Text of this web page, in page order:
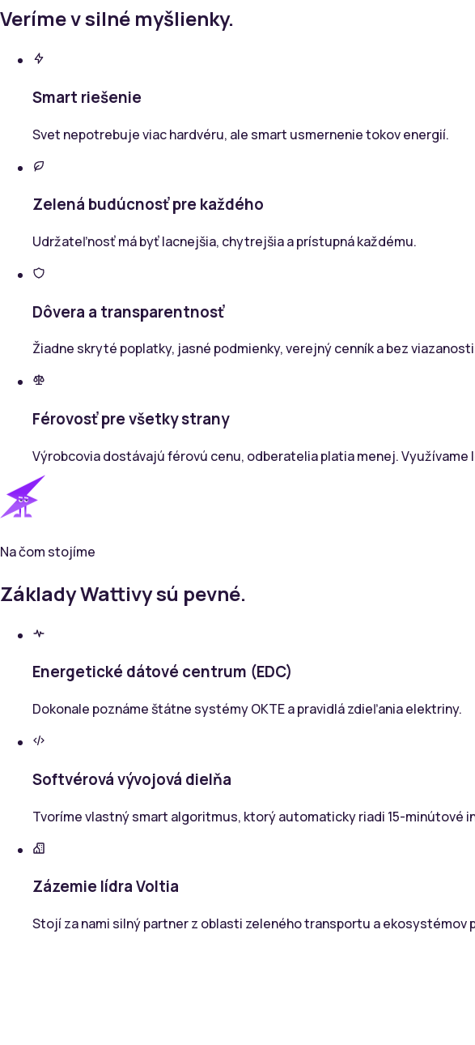
Veríme v silné myšlienky.
Smart riešenie
Svet nepotrebuje viac hardvéru, ale smart usmernenie tokov energií.
Zelená budúcnosť pre každého
Udržateľnosť má byť lacnejšia, chytrejšia a prístupná každému.
Dôvera a transparentnosť
Žiadne skryté poplatky, jasné podmienky, verejný cenník a bez
Férovosť pre všetky strany
Výrobcovia dostávajú férovú cenu, odberatelia platia menej. Využívame
Na čom stojíme
Základy Wattivy sú pevné.
Energetické dátové centrum (EDC)
Dokonale poznáme štátne systémy OKTE a pravidlá zdieľania elektriny.
Softvérová vývojová dielňa
Tvoríme vlastný smart algoritmus, ktorý automaticky riadi 15-minútové
Zázemie lídra Voltia
Stojí za nami silný partner z oblasti zeleného transportu a ekosystémov